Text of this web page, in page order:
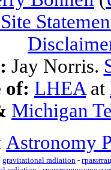
Jay Norris.
of: LHEA at
Michigan
Astronomy
gravitational radiation -